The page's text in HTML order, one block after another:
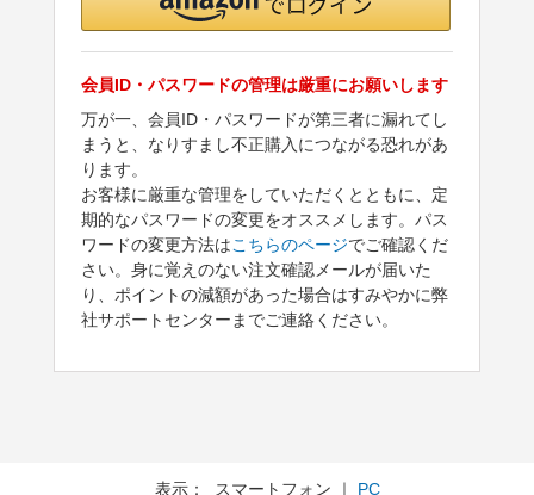
会員ID・パスワードの管理は厳重にお願いします
万が一、会員ID・パスワードが第三者に漏れてし
まうと、なりすまし不正購入につながる恐れがあ
ります。
お客様に厳重な管理をしていただくとともに、定
期的なパスワードの変更をオススメします。パス
ワードの変更方法はこちらのページでご確認くだ
さい。身に覚えのない注文確認メールが届いた
り、ポイントの減額があった場合はすみやかに弊
社サポートセンターまでご連絡ください。
表示： スマートフォン ｜ PC